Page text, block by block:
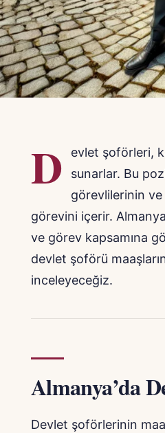
D
evlet şoförleri,
sunarlar. Bu
görevlilerinin ve
görevini içerir.
ve görev kapsamına
devlet şoförü
inceleyeceğiz.
Almanya’da
Devlet şoförlerinin